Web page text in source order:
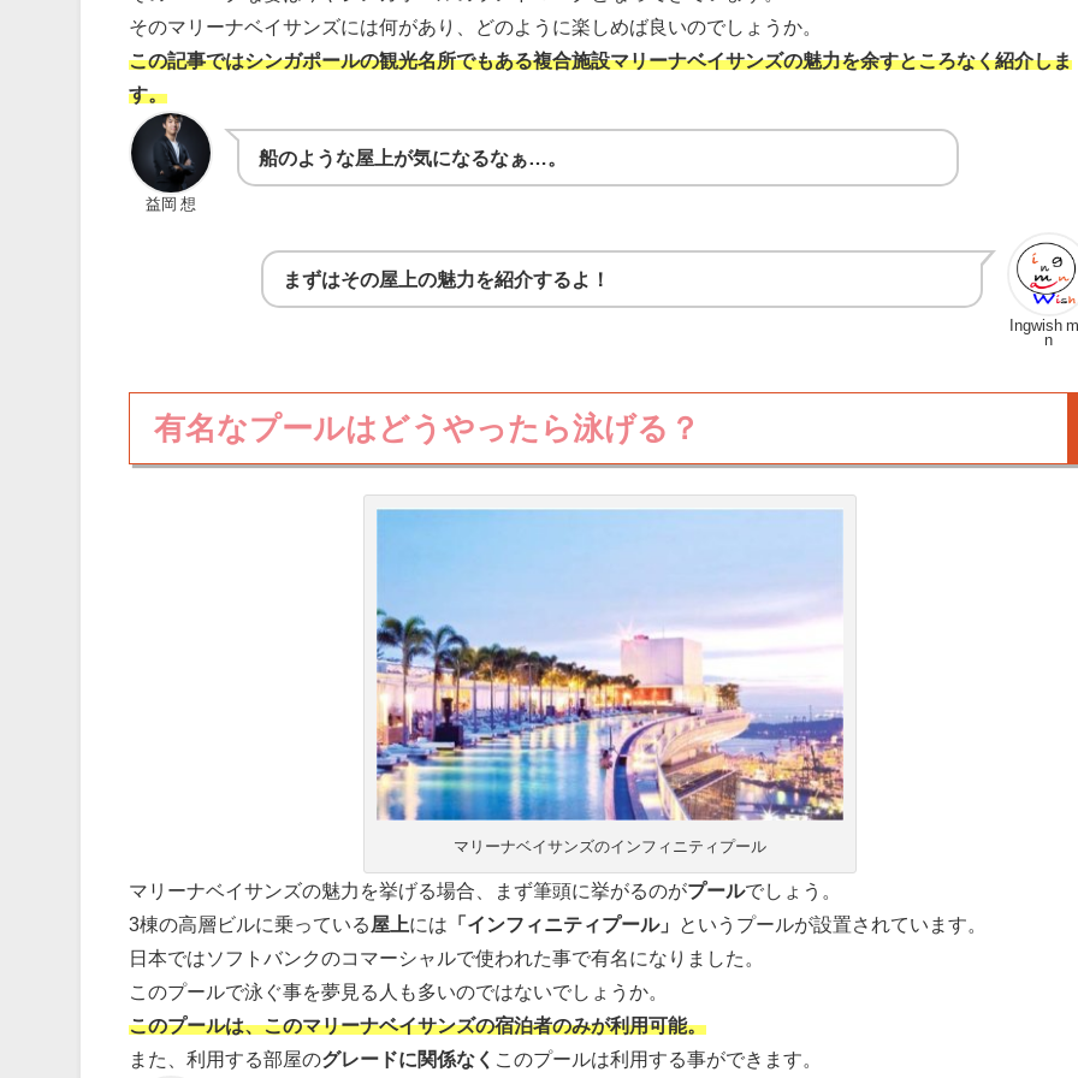
そのマリーナベイサンズには何があり、どのように楽しめば良いのでしょうか。
この記事ではシンガポールの観光名所でもある複合施設マリーナベイサンズの魅力を余すところなく紹介しま
す。
益岡 想
船のような屋上が気になるなぁ…。
Ingwish
n
まずはその屋上の魅力を紹介するよ！
有名なプールはどうやったら泳げる？
マリーナベイサンズのインフィニティプール
マリーナベイサンズの魅力を挙げる場合、まず筆頭に挙がるのがプールでしょう。
3棟の高層ビルに乗っている屋上には 「インフィニティプール」
というプールが設置されています。
日本ではソフトバンクのコマーシャルで使われた事で有名になりました。
このプールで泳ぐ事を夢見る人も多いのではないでしょうか。
このプールは、このマリーナベイサンズの宿泊者のみが利用可能。
また、利用する部屋のグレードに関係なく このプールは利用する事ができます。